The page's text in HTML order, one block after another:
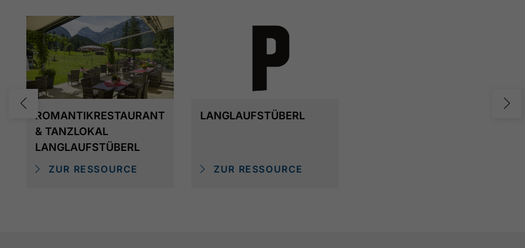
ROMANTIKRESTAURANT
& TANZLOKAL
LANGLAUFSTÜBERL
ZUR RESSOURCE
LANGLAUFSTÜBERL
ZUR RESSOURCE